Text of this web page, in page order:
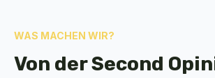
WAS MACHEN WIR?
Von der Second